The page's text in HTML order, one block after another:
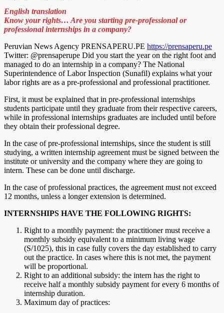
English translation
Know your rights… Are you starting pre-professional or
professional internships in a company?
Peruvian News Agency PRENSAPERU.PE https://prensaperu.pe
Twitter: @prensaperupe Did you start the year on the right foot and
managed to do an internship in a company? The National
Superintendence of Labor Inspection (Sunafil) explains what your
labor rights are as a pre-professional and professional practitioner.
First, it must be explained that in pre-professional internships
students participate until they graduate from their respective careers,
while in professional internships graduates are included until before
they obtain their professional degree.
In the case of pre-professional internships, since the student is still
studying, a written internship agreement must be signed between the
institute or university and the company where they are going to
intern. These can be done until discharge.
In the case of professional practices, the agreement must not exceed
12 months, unless a longer extension is determined.
INTERNSHIPS HAVE THE FOLLOWING RIGHTS:
Right to a monthly payment: the practitioner must receive a
monthly subsidy equivalent to a minimum living wage
(S/1025), this in case fully covers the day established to carry
out the practice. In cases where this is not met, the payment
will be proportional.
Right to an additional subsidy: the intern has the right to
receive half a monthly subsidy payment for every 6 months of
internship duration.
Maximum day of practices: